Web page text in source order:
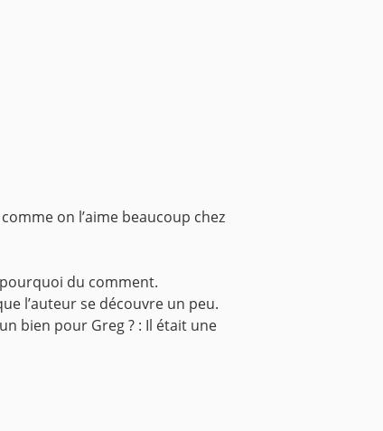
on l’aime beaucoup chez
du comment.
l’auteur se découvre un peu.
bien pour Greg ? : Il était une